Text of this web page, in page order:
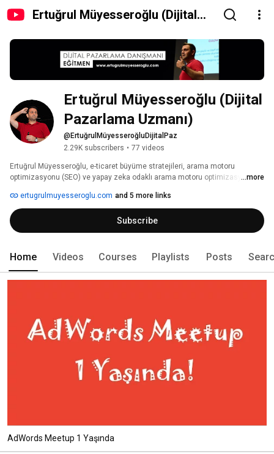
Ertuğrul Müyesseroğlu (Dijital
Ertuğrul Müyesseroğlu (Dijital
Pazarlama Uzmanı)
@ErtuğrulMüyesseroğluDijitalPaz
2.29K subscribers • 77 videos
Ertuğrul Müyesseroğlu, e-ticaret büyüme stratejileri, arama motoru
optimizasyonu (SEO) ve yapay zeka odaklı arama motoru optimizasyonu
birikimini ve teorik bilgisini küresel eğitim platformu Udemy, profesyonel
ağlar ve dijital yayınlar üzerinden topluluklarla paylaşmaktadır.
...more
ertugrulmuyesseroglu.com and 5 more links
Subscribe
Home Videos Courses Playlists Posts
AdWords Meetup 1 Yaşında